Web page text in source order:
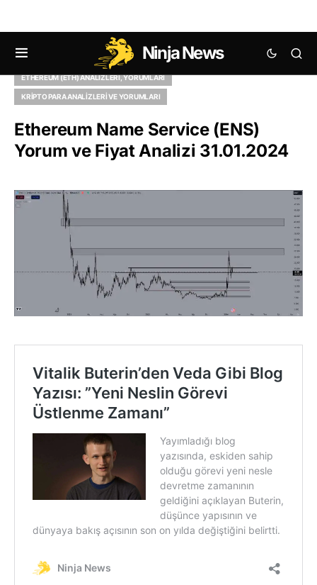
Ninja News
ALTCOIN ANALIZLERI, YORUMLARI
ETHEREUM (ETH) ANALIZLERI, YORUMLARI
KRIPTO PARA ANALIZLERI VE YORUMLARI
Ethereum Name Service (ENS)
Yorum ve Fiyat Analizi 31.01.2024